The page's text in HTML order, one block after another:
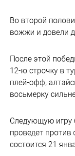
Во второй
вожжи и довели
После этой
12-ю строчку в
плей-офф,
восьмерку
Следующую игру
проведет
состоится 21